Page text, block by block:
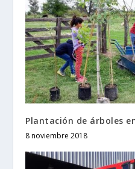
Plantación de árboles
8 noviembre 2018